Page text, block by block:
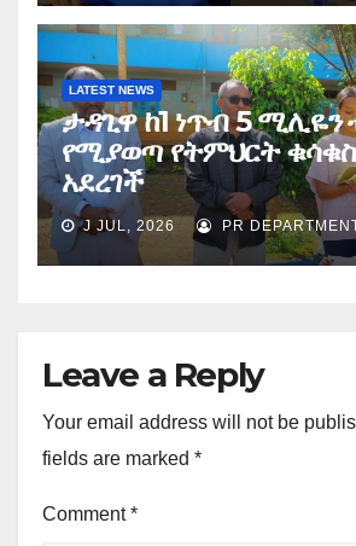
LATEST NEWS
ታዳጊዋ ከ1 ነጥብ 5 ሚሊዬን
የሚያወጣ የትምህርት
አደረገች
J JUL, 2026 PR
Leave a Reply
Your email address will not be
fields are marked *
Comment*